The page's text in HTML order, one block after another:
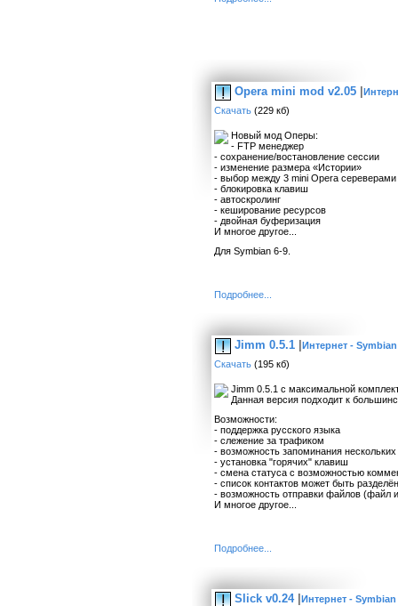
Opera mini mod v2.05 |
Скачать (229 кб)
Новый мод Оперы:
- FTP менеджер
- сохранение/востановление сессии
- изменение размера «Истории»
- выбор между 3 mini Opera сереверами
- блокировка клавиш
- автоскролинг
- кеширование ресурсов
- двойная буферизация
И многое другое...
Для Symbian 6-9.
Подробнее...
Jimm 0.5.1 |Интернет -
Скачать (195 кб)
Jimm 0.5.1 с максимальной
Данная версия подходит к
Возможности:
- поддержка русского языка
- слежение за трафиком
- возможность запоминания
- установка "горячих" клавиш
- смена статуса с возможностью
- список контактов может быть
- возможность отправки файлов (файл
И многое другое...
Подробнее...
Slick v0.24|Интернет - Symbian